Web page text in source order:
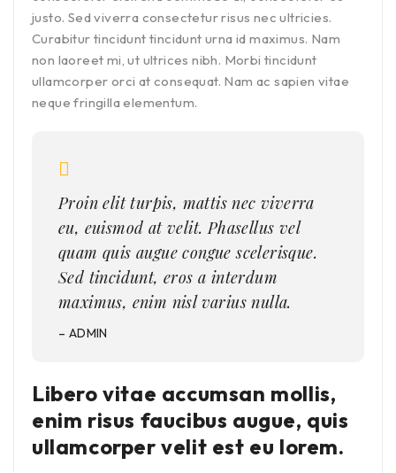
justo. Sed viverra consectetur risus nec ultricies.
Curabitur tincidunt tincidunt urna id maximus. Nam
non laoreet mi, ut ultrices nibh. Morbi tincidunt
ullamcorper orci at consequat. Nam ac sapien vitae
neque fringilla elementum.
Proin elit turpis, mattis nec viverra
eu, euismod at velit. Phasellus vel
quam quis augue congue scelerisque.
Sed tincidunt, eros a interdum
maximus, enim nisl varius nulla.
– ADMIN
Libero vitae accumsan mollis,
enim risus faucibus augue, quis
ullamcorper velit est eu lorem.